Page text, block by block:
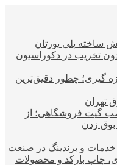
ساخته پلی یورتان
تخریب در دکوراسیون
گیری؛ چطور دقیق‌ترین
تهران
گیت فروشگاهی؛ از
زدن
خدمات و برندینگ در صنعت
چاپ بارکد و محصولات